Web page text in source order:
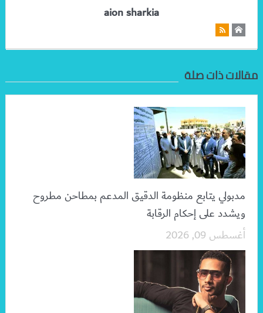
aion sharkia
مقالات ذات صلة
مدبولي يتابع منظومة الدقيق المدعم بمطاحن مطروح
ويشدد على إحكام الرقابة
أغسطس 09, 2026